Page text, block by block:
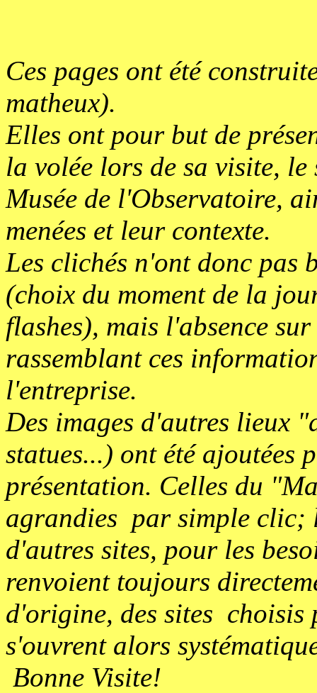
Ces pages ont été
matheux).
Elles ont pour but de
la volée lors de sa visite,
Musée de l'Observatoire,
menées et leur contexte.
Les clichés n'ont donc pas
(choix du moment de la
flashes), mais l'absence
rassemblant ces
l'entreprise.
Des images d'autres lieux
statues...) ont été ajoutées
présentation. Celles du
agrandies par simple clic;
d'autres sites, pour les
renvoient toujours
d'origine, des sites
s'ouvrent alors
Bonne Visite!